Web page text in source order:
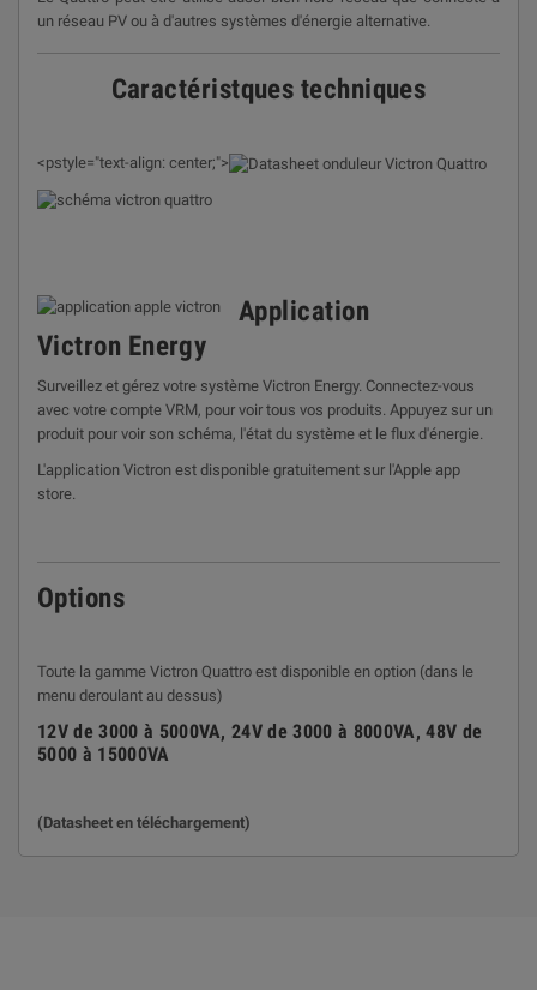
un réseau PV ou à d'autres systèmes d'énergie alternative.
Caractéristques techniques
<pstyle="text-align: center;">
Application
Victron Energy
Surveillez et gérez votre système Victron Energy. Connectez-vous
avec votre compte VRM, pour voir tous vos produits. Appuyez sur un
produit pour voir son schéma, l'état du système et le flux d'énergie.
L'application Victron est disponible gratuitement sur l'Apple app
store.
Options
Toute la gamme Victron Quattro est disponible en option (dans le
menu deroulant au dessus)
12V de 3000 à 5000VA, 24V de 3000 à 8000VA, 48V de
5000 à 15000VA
(Datasheet en téléchargement)